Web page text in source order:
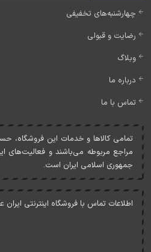
چهارشنبه‌های تخفیفی
رضایت و قبولی
وبلاگ
درباره ما
تماس با ما
تمامی کالاها و خدمات اين فروشگاه،
مراجع مربوطه می‌باشند و فعاليت‌های
جمهوری اسلامی ايران است.
اطلاعات تماس با فروشگاه اینترنتی ایران